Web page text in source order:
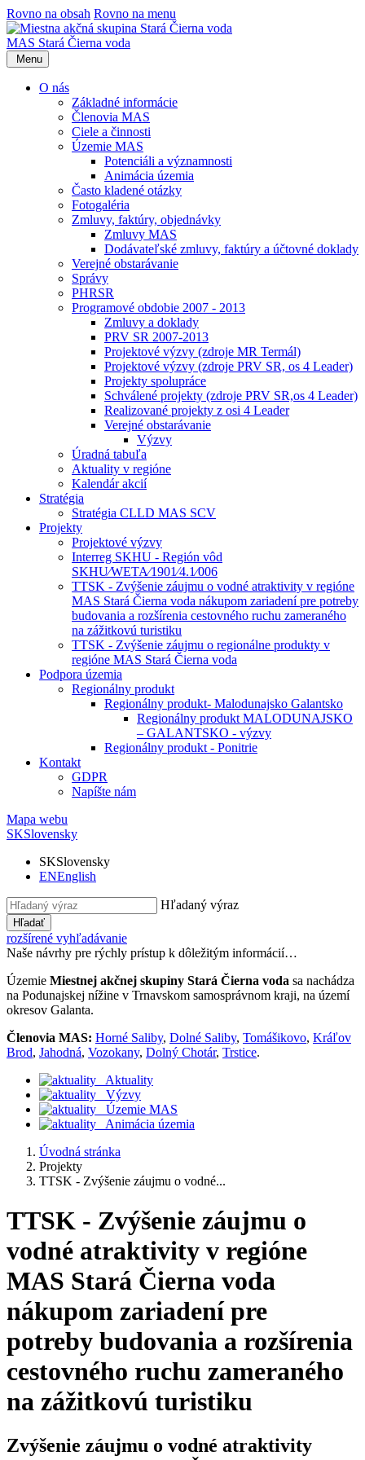
Rovno na obsah Rovno na menu
MAS Stará Čierna voda
Menu
O nás
Základné informácie
Členovia MAS
Ciele a činnosti
Územie MAS
Potenciáli a významnosti
Animácia územia
Často kladené otázky
Fotogaléria
Zmluvy, faktúry, objednávky
Zmluvy MAS
Dodávateľské zmluvy, faktúry a účtovné doklady
Verejné obstarávanie
Správy
PHRSR
Programové obdobie 2007 - 2013
Zmluvy a doklady
PRV SR 2007-2013
Projektové výzvy (zdroje MR Termál)
Projektové výzvy (zdroje PRV SR, os 4 Leader)
Projekty spolupráce
Schválené projekty (zdroje PRV SR,os 4 Leader)
Realizované projekty z osi 4 Leader
Verejné obstarávanie
Výzvy
Úradná tabuľa
Aktuality v regióne
Kalendár akcií
Stratégia
Stratégia CLLD MAS SCV
Projekty
Projektové výzvy
Interreg SKHU - Región vôd
SKHU⁄WETA⁄1901⁄4.1⁄006
TTSK - Zvýšenie záujmu o vodné atraktivity v regióne
MAS Stará Čierna voda nákupom zariadení pre potreby
budovania a rozšírenia cestovného ruchu zameraného
na zážitkovú turistiku
TTSK - Zvýšenie záujmu o regionálne produkty v
regióne MAS Stará Čierna voda
Podpora územia
Regionálny produkt
Regionálny produkt- Malodunajsko Galantsko
Regionálny produkt MALODUNAJSKO
– GALANTSKO - výzvy
Regionálny produkt - Ponitrie
Kontakt
GDPR
Napíšte nám
Mapa webu
SKSlovensky
SKSlovensky
ENEnglish
Hľadaný výraz
Hľadať
rozšírené vyhľadávanie
Naše návrhy pre rýchly prístup k dôležitým informácií…
Územie Miestnej akčnej skupiny Stará Čierna voda sa nachádza
na Podunajskej nížine v Trnavskom samosprávnom kraji, na území
okresov Galanta.
Členovia MAS: Horné Saliby, Dolné Saliby, Tomášikovo, Kráľov
Brod, Jahodná, Vozokany, Dolný Chotár, Trstice.
Aktuality
Výzvy
Územie MAS
Animácia územia
Úvodná stránka
Projekty
TTSK - Zvýšenie záujmu o vodné...
TTSK - Zvýšenie záujmu o
vodné atraktivity v regióne
MAS Stará Čierna voda
nákupom zariadení pre
potreby budovania a rozšírenia
cestovného ruchu zameraného
na zážitkovú turistiku
Zvýšenie záujmu o vodné atraktivity